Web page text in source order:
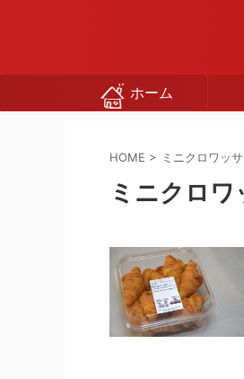
ホーム
HOME > ミニクロワッ
ミニクロワ